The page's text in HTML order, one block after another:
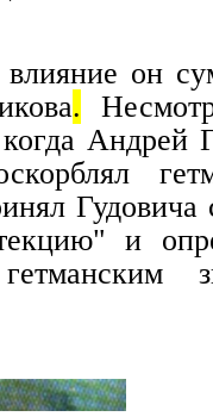
он
.
Андрей
Гудовича
и